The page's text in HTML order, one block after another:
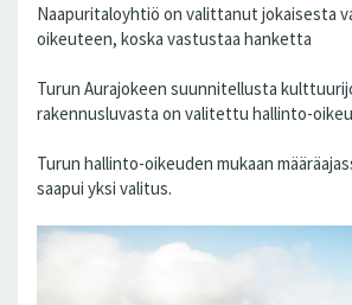
Naapuritaloyhtiö on valittanut jokaisesta
oikeuteen, koska vastustaa hanketta
Turun Aurajokeen suunnitellusta
rakennusluvasta on valitettu hallinto-
Turun hallinto-oikeuden mukaan
saapui yksi valitus.